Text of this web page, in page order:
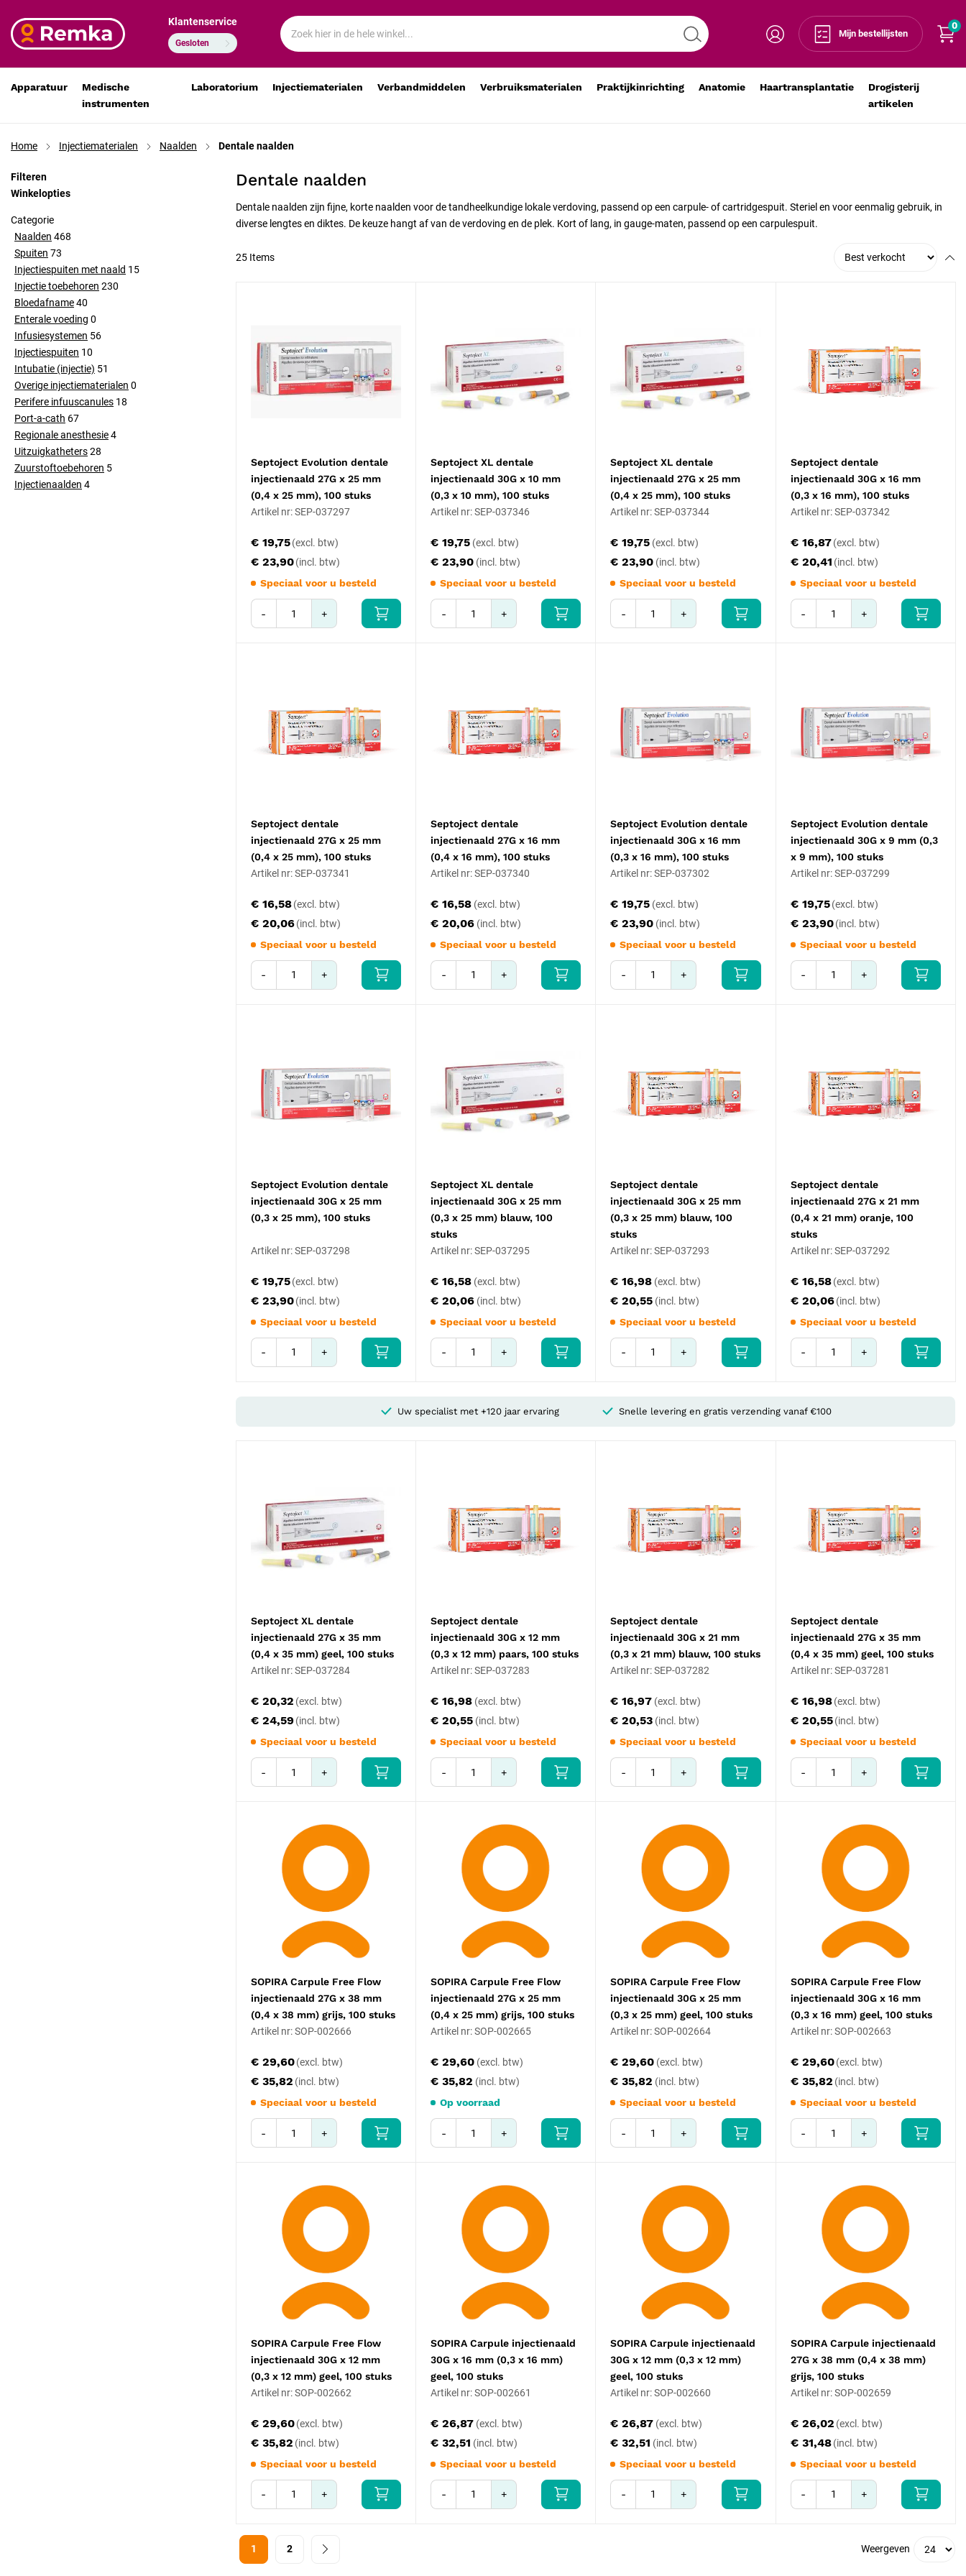
Mijn bestellijsten
0
Klantenservice
Gesloten
Apparatuur
Medische
instrumenten
Laboratorium Injectiematerialen Verbandmiddelen Verbruiksmaterialen Praktijkinrichting Anatomie Haartransplantatie
Drogisterij
artikelen
Home Injectiematerialen Naalden Dentale naalden
Dentale naalden
Dentale naalden zijn fijne, korte naalden voor de tandheelkundige lokale verdoving, passend op een carpule- of cartridgespuit. Steriel en voor eenmalig gebruik, in
diverse lengtes en diktes. De keuze hangt af van de verdoving en de plek. Kort of lang, in gauge-maten, passend op een carpulespuit.
25Items
Septoject Evolution dentale
injectienaald 27G x 25 mm
(0,4 x 25 mm), 100 stuks
Artikel nr: SEP-037297
€ 23,90
€ 19,75
Speciaal voor u besteld
- +
Septoject XL dentale
injectienaald 30G x 10 mm
(0,3 x 10 mm), 100 stuks
Artikel nr: SEP-037346
€ 23,90
€ 19,75
Speciaal voor u besteld
- +
Septoject XL dentale
injectienaald 27G x 25 mm
(0,4 x 25 mm), 100 stuks
Artikel nr: SEP-037344
€ 23,90
€ 19,75
Speciaal voor u besteld
- +
Septoject dentale
injectienaald 30G x 16 mm
(0,3 x 16 mm), 100 stuks
Artikel nr: SEP-037342
€ 20,41
€ 16,87
Speciaal voor u besteld
- +
Septoject dentale
injectienaald 27G x 25 mm
(0,4 x 25 mm), 100 stuks
Artikel nr: SEP-037341
€ 20,06
€ 16,58
Speciaal voor u besteld
- +
Septoject dentale
injectienaald 27G x 16 mm
(0,4 x 16 mm), 100 stuks
Artikel nr: SEP-037340
€ 20,06
€ 16,58
Speciaal voor u besteld
- +
Septoject Evolution dentale
injectienaald 30G x 16 mm
(0,3 x 16 mm), 100 stuks
Artikel nr: SEP-037302
€ 23,90
€ 19,75
Speciaal voor u besteld
- +
Septoject Evolution dentale
injectienaald 30G x 9 mm (0,3
x 9 mm), 100 stuks
Artikel nr: SEP-037299
€ 23,90
€ 19,75
Speciaal voor u besteld
- +
Septoject Evolution dentale
injectienaald 30G x 25 mm
(0,3 x 25 mm), 100 stuks
Artikel nr: SEP-037298
€ 23,90
€ 19,75
Speciaal voor u besteld
- +
Septoject XL dentale
injectienaald 30G x 25 mm
(0,3 x 25 mm) blauw, 100
stuks
Artikel nr: SEP-037295
€ 20,06
€ 16,58
Speciaal voor u besteld
- +
Septoject dentale
injectienaald 30G x 25 mm
(0,3 x 25 mm) blauw, 100
stuks
Artikel nr: SEP-037293
€ 20,55
€ 16,98
Speciaal voor u besteld
- +
Septoject dentale
injectienaald 27G x 21 mm
(0,4 x 21 mm) oranje, 100
stuks
Artikel nr: SEP-037292
€ 20,06
€ 16,58
Speciaal voor u besteld
- +
Uw specialist met +120 jaar ervaring Snelle levering en gratis verzending vanaf €100
Septoject XL dentale
injectienaald 27G x 35 mm
(0,4 x 35 mm) geel, 100 stuks
Artikel nr: SEP-037284
€ 24,59
€ 20,32
Speciaal voor u besteld
- +
Septoject dentale
injectienaald 30G x 12 mm
(0,3 x 12 mm) paars, 100 stuks
Artikel nr: SEP-037283
€ 20,55
€ 16,98
Speciaal voor u besteld
- +
Septoject dentale
injectienaald 30G x 21 mm
(0,3 x 21 mm) blauw, 100 stuks
Artikel nr: SEP-037282
€ 20,53
€ 16,97
Speciaal voor u besteld
- +
Septoject dentale
injectienaald 27G x 35 mm
(0,4 x 35 mm) geel, 100 stuks
Artikel nr: SEP-037281
€ 20,55
€ 16,98
Speciaal voor u besteld
- +
SOPIRA Carpule Free Flow
injectienaald 27G x 38 mm
(0,4 x 38 mm) grijs, 100 stuks
Artikel nr: SOP-002666
€ 35,82
€ 29,60
Speciaal voor u besteld
- +
SOPIRA Carpule Free Flow
injectienaald 27G x 25 mm
(0,4 x 25 mm) grijs, 100 stuks
Artikel nr: SOP-002665
€ 35,82
€ 29,60
Op voorraad
- +
SOPIRA Carpule Free Flow
injectienaald 30G x 25 mm
(0,3 x 25 mm) geel, 100 stuks
Artikel nr: SOP-002664
€ 35,82
€ 29,60
Speciaal voor u besteld
- +
SOPIRA Carpule Free Flow
injectienaald 30G x 16 mm
(0,3 x 16 mm) geel, 100 stuks
Artikel nr: SOP-002663
€ 35,82
€ 29,60
Speciaal voor u besteld
- +
SOPIRA Carpule Free Flow
injectienaald 30G x 12 mm
(0,3 x 12 mm) geel, 100 stuks
Artikel nr: SOP-002662
€ 35,82
€ 29,60
Speciaal voor u besteld
- +
SOPIRA Carpule injectienaald
30G x 16 mm (0,3 x 16 mm)
geel, 100 stuks
Artikel nr: SOP-002661
€ 32,51
€ 26,87
Speciaal voor u besteld
- +
SOPIRA Carpule injectienaald
30G x 12 mm (0,3 x 12 mm)
geel, 100 stuks
Artikel nr: SOP-002660
€ 32,51
€ 26,87
Speciaal voor u besteld
- +
SOPIRA Carpule injectienaald
27G x 38 mm (0,4 x 38 mm)
grijs, 100 stuks
Artikel nr: SOP-002659
€ 31,48
€ 26,02
Speciaal voor u besteld
- +
1 2 Weergeven
Filteren
Winkelopties
Categorie
Naalden 468
Spuiten 73
Injectiespuiten met naald 15
Injectie toebehoren 230
Bloedafname40
Enterale voeding 0
Infusiesystemen 56
Injectiespuiten 10
Intubatie (injectie) 51
Overige injectiematerialen 0
Perifere infuuscanules 18
Port-a-cath 67
Regionale anesthesie4
Uitzuigkatheters28
Zuurstoftoebehoren 5
Injectienaalden 4